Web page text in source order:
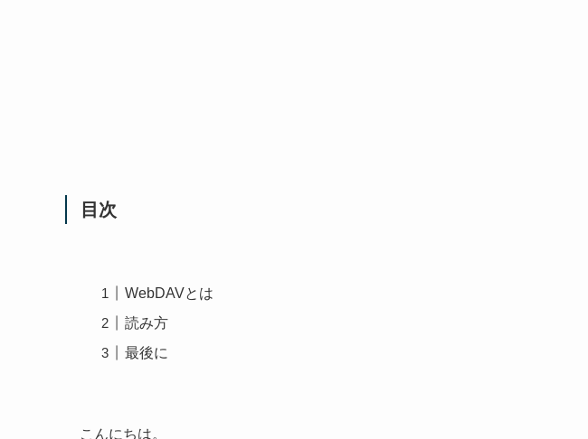
目次
WebDAVとは
読み方
最後に
こんにちは。